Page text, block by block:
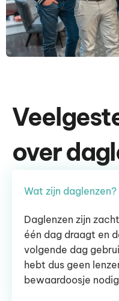
over
Wat zijn daglenzen?
Daglenzen zijn
één dag draagt en
volgende dag
hebt dus geen
bewaardoosje